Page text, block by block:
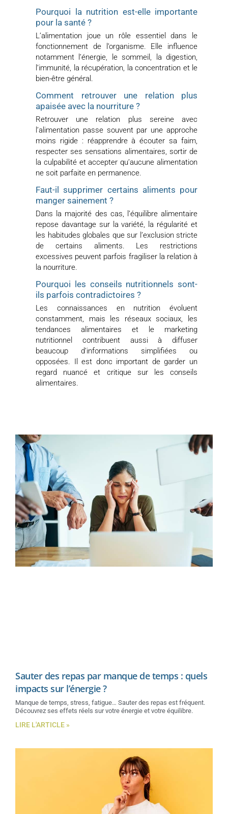
Pourquoi la nutrition est-elle importante
pour la santé ?
L’alimentation joue un rôle essentiel dans le
fonctionnement de l’organisme. Elle influence
notamment l’énergie, le sommeil, la digestion,
l’immunité, la récupération, la concentration et le
bien-être général.
Comment retrouver une relation plus
apaisée avec la nourriture ?
Retrouver une relation plus sereine avec
l’alimentation passe souvent par une approche
moins rigide : réapprendre à écouter sa faim,
respecter ses sensations alimentaires, sortir de
la culpabilité et accepter qu’aucune alimentation
ne soit parfaite en permanence.
Faut-il supprimer certains aliments pour
manger sainement ?
Dans la majorité des cas, l’équilibre alimentaire
repose davantage sur la variété, la régularité et
les habitudes globales que sur l’exclusion stricte
de certains aliments. Les restrictions
excessives peuvent parfois fragiliser la relation à
la nourriture.
Pourquoi les conseils nutritionnels sont-
ils parfois contradictoires ?
Les connaissances en nutrition évoluent
constamment, mais les réseaux sociaux, les
tendances alimentaires et le marketing
nutritionnel contribuent aussi à diffuser
beaucoup d’informations simplifiées ou
opposées. Il est donc important de garder un
regard nuancé et critique sur les conseils
alimentaires.
Sauter des repas par manque de temps : quels
impacts sur l’énergie ?
Manque de temps, stress, fatigue… Sauter des repas est fréquent.
Découvrez ses effets réels sur votre énergie et votre équilibre.
LIRE L'ARTICLE »